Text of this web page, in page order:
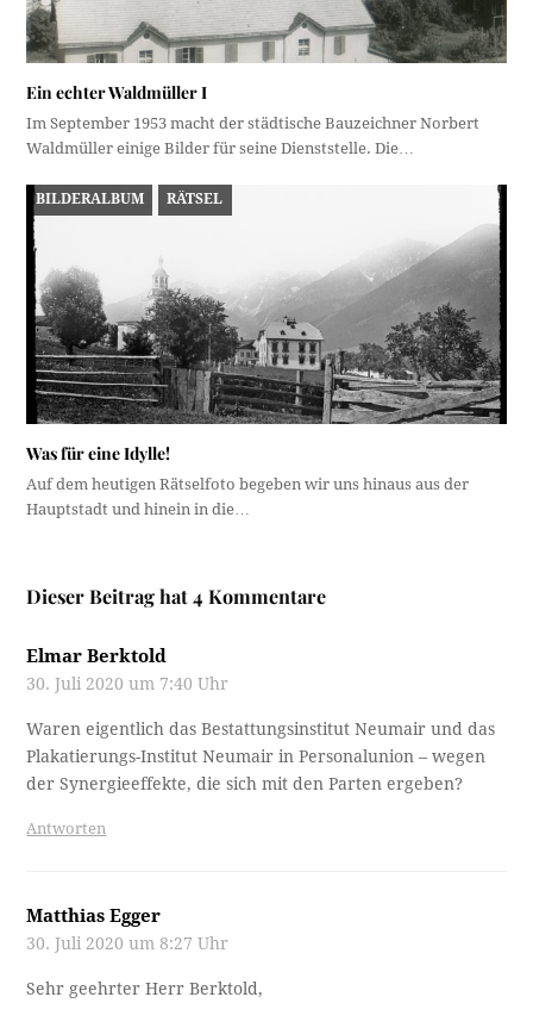
Ein echter Waldmüller I
Im September 1953 macht der städtische Bauzeichner Norbert
Waldmüller einige Bilder für seine Dienststelle. Die…
BILDERALBUM RÄTSEL
Was für eine Idylle!
Auf dem heutigen Rätselfoto begeben wir uns hinaus aus der
Hauptstadt und hinein in die…
Dieser Beitrag hat 4 Kommentare
Elmar Berktold
30. Juli 2020 um 7:40 Uhr
Waren eigentlich das Bestattungsinstitut Neumair und das
Plakatierungs-Institut Neumair in Personalunion – wegen
der Synergieeffekte, die sich mit den Parten ergeben?
Antworten
Matthias Egger
30. Juli 2020 um 8:27 Uhr
Sehr geehrter Herr Berktold,